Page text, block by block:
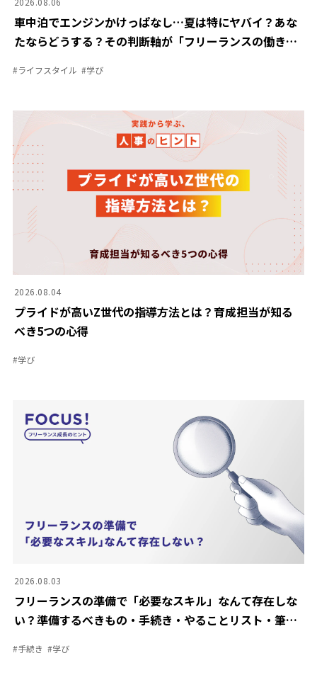
車中泊でエンジンかけっぱなし…夏は特にヤバイ？あな
たならどうする？その判断軸が「フリーランスの働き
#ライフスタイル #学び
2026.08.04
プライドが高いZ世代の指導方法とは？育成担当が知る
べき5つの心得
#学び
2026.08.03
フリーランスの準備で「必要なスキル」なんて存在しな
い？準備するべきもの・手続き・やることリスト・筆者
#手続き #学び